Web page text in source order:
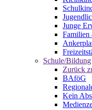
Junge
Familien
Schule/Bildung
Zurück
BAföG
Kein